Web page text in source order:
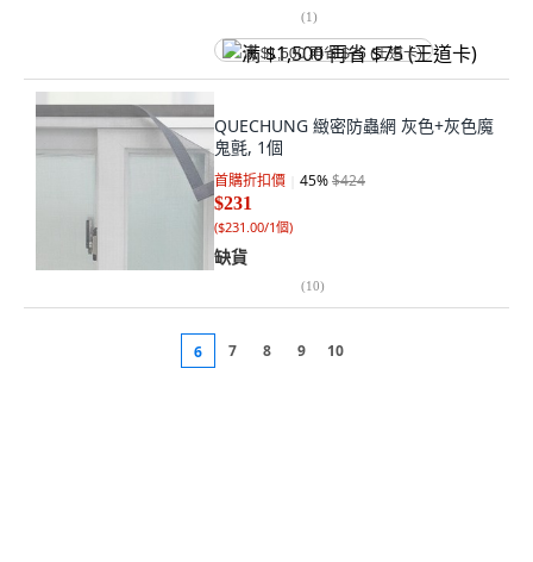
(1)
满 $1,500 再省 $75 (王道卡)
QUECHUNG 緻密防蟲網 灰色+灰色魔
鬼氈, 1個
首購折扣價 45%$424
$231
($231.00/1個)
缺貨
(10)
6 7 8 9 10